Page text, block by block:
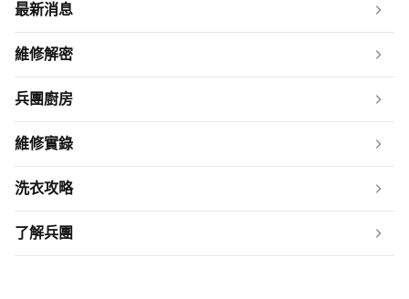
最新消息
維修解密
兵團廚房
維修實錄
洗衣攻略
了解兵團